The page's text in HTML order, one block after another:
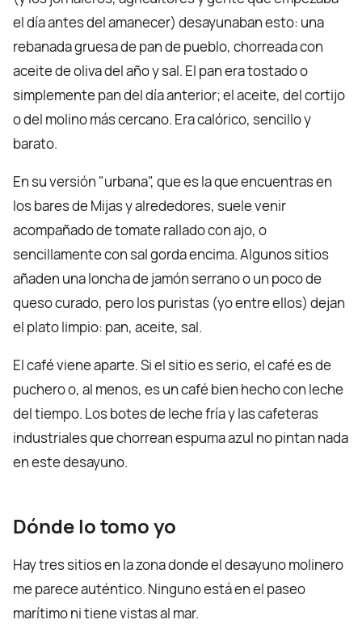
el día antes del amanecer) desayunaban esto: una
rebanada gruesa de pan de pueblo, chorreada con
aceite de oliva del año y sal. El pan era tostado o
simplemente pan del día anterior; el aceite, del cortijo
o del molino más cercano. Era calórico, sencillo y
barato.
En su versión "urbana", que es la que encuentras en
los bares de Mijas y alrededores, suele venir
acompañado de tomate rallado con ajo, o
sencillamente con sal gorda encima. Algunos sitios
añaden una loncha de jamón serrano o un poco de
queso curado, pero los puristas (yo entre ellos) dejan
el plato limpio: pan, aceite, sal.
El café viene aparte. Si el sitio es serio, el café es de
puchero o, al menos, es un café bien hecho con leche
del tiempo. Los botes de leche fría y las cafeteras
industriales que chorrean espuma azul no pintan nada
en este desayuno.
Dónde lo tomo yo
Hay tres sitios en la zona donde el desayuno molinero
me parece auténtico. Ninguno está en el paseo
marítimo ni tiene vistas al mar.